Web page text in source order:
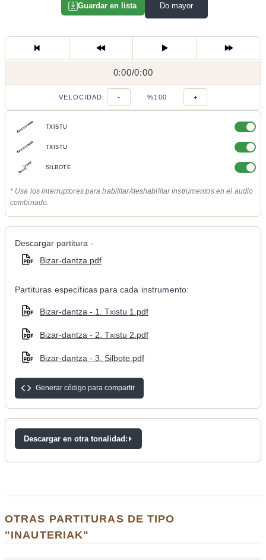
Guardar en lista Do mayor
0:00/
0:00/0:00
VELOCIDAD: - %100 +
TXISTU
TXISTU
SILBOTE
* Usa los interruptores para habilitar/deshabilitar instrumentos en el audio
combinado.
Descargar partitura -
Bizar-dantza.pdf
Partituras específicas para cada instrumento:
Bizar-dantza - 1. Txistu 1.pdf
Bizar-dantza - 2. Txistu 2.pdf
Bizar-dantza - 3. Silbote.pdf
Generar código para compartir
Descargar en otra tonalidad:
OTRAS PARTITURAS DE TIPO
"INAUTERIAK"